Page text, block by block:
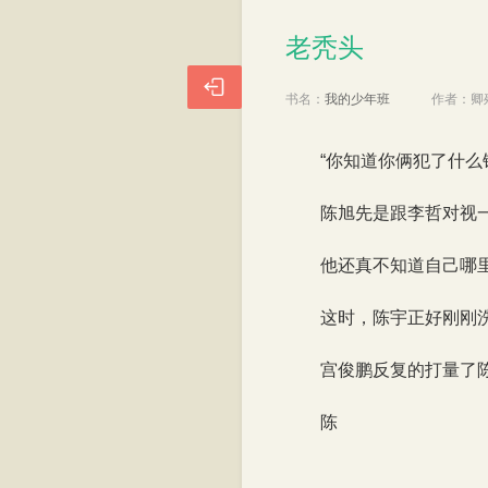
老秃头
书名： 我的少年班 作者： 卿
“你知道你俩犯了什
陈旭先是跟李哲对视
他还真不知道自己哪
这时，陈宇正好刚刚
宫俊鹏反复的打量了
陈
